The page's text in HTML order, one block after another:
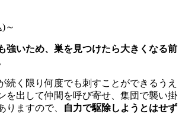
～
強いため、巣を見つけたら大きくなる前
続く限り何度でも刺すことができるうえ
を出して仲間を呼び寄せ、集団で襲い掛
りますので、
自力で駆除しようとはせず